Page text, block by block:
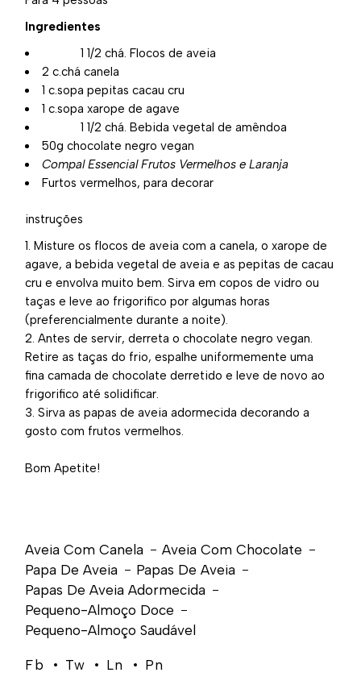
Ingredientes
1 1/2 chá. Flocos de aveia
2 c.chá canela
1 c.sopa pepitas cacau cru
1 c.sopa xarope de agave
1 1/2 chá. Bebida vegetal de amêndoa
50g chocolate negro vegan
Compal Essencial Frutos Vermelhos e Laranja
Furtos vermelhos, para decorar
instruções
Misture os flocos de aveia com a canela, o xarope de
agave, a bebida vegetal de aveia e as pepitas de cacau
cru e envolva muito bem. Sirva em copos de vidro ou
taças e leve ao frigorifico por algumas horas
(preferencialmente durante a noite).
Antes de servir, derreta o chocolate negro vegan.
Retire as taças do frio, espalhe uniformemente uma
fina camada de chocolate derretido e leve de novo ao
frigorifico até solidificar.
Sirva as papas de aveia adormecida decorando a
gosto com frutos vermelhos.
Bom Apetite!
Aveia Com Canela
Aveia Com Chocolate
Papa De Aveia
Papas De Aveia
Papas De Aveia Adormecida
Pequeno-Almoço Doce
Pequeno-Almoço Saudável
Fb Tw Ln Pn